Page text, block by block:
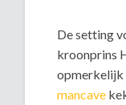
De setting
kroonprins
opmerkelijk
mancave